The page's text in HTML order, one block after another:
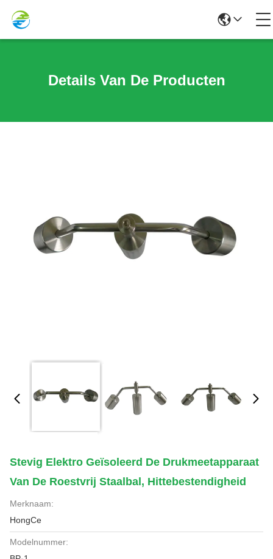
Details Van De Producten
Stevig Elektro Geïsoleerd De Drukmeetapparaat
Van De Roestvrij Staalbal, Hittebestendigheid
Merknaam:
HongCe
Modelnummer: